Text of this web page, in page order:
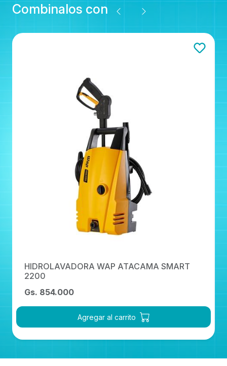
Combinalos con
HIDROLAVADORA WAP ATACAMA SMART
2200
Gs. 854.000
Agregar al carrito